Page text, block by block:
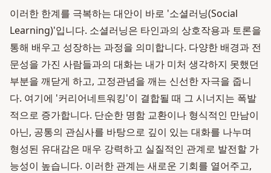
이러한 한계를 극복하는 대안이 바로 '소셜러닝(Social
Learning)'입니다. 소셜러닝은 타인과의 상호작용과 토론을
통해 배우고 성장하는 과정을 의미합니다. 다양한 배경과 전
문성을 가진 사람들과의 대화는 내가 미처 생각하지 못했던
부분을 깨닫게 하고, 고정관념을 깨는 신선한 자극을 줍니
다. 여기에 '커리어네트워킹'이 결합될 때 그 시너지는 폭발
적으로 증가합니다. 단순한 명함 교환이나 형식적인 만남이
아닌, 공통의 관심사를 바탕으로 깊이 있는 대화를 나누며
형성된 유대감은 매우 강력하고 실질적인 관계로 발전할 가
능성이 높습니다. 이러한 관계는 새로운 기회를 열어주고,